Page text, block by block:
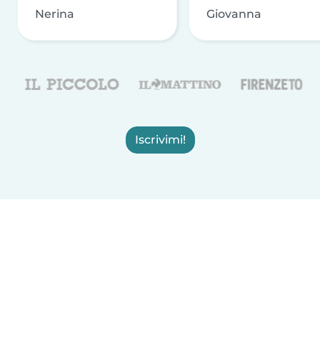
Nerina Giovanna
Iscrivimi!